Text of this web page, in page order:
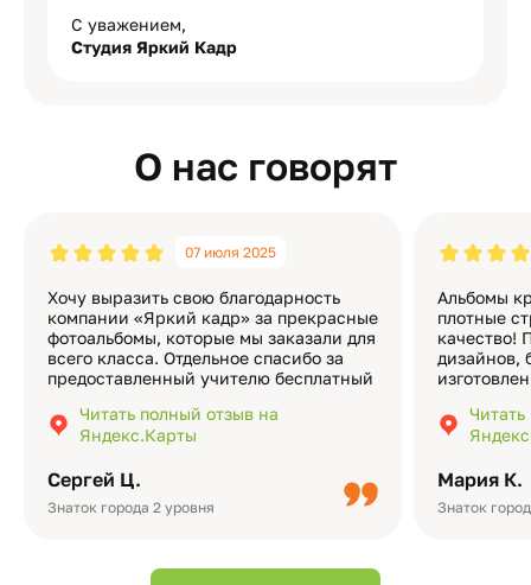
С уважением,
Студия Яркий Кадр
О нас говорят
Сергей Ц.
Знаток города 2 уровня
07 июля 2025
Хочу выразить свою благодарность
компании «Яркий кадр» за прекрасные
фотоальбомы, которые мы заказали для
всего класса. Отдельное спасибо за
предоставленный учителю бесплатный
подчёркивает значимость события.
Качество альбомов на высшем уровне:
Читать полный отзыв на
Яндекс.Карты
Мария К.
Знаток
Альбомы
плотные
качество!
дизайнов,
добавить
видео с